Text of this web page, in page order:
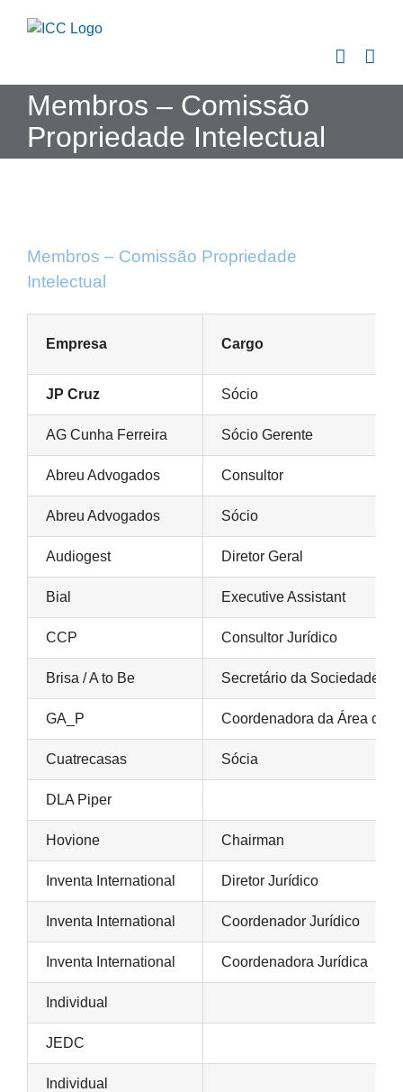
Membros – Comissão
Propriedade Intelectual
Membros – Comissão Propriedade
Intelectual
Empresa Cargo
JP Cruz Sócio
AG Cunha Ferreira Sócio Gerente
Abreu Advogados Consultor
Abreu Advogados Sócio
Audiogest Diretor Geral
Bial Executive Assistant
CCP Consultor Jurídico
Brisa / A to Be Secretário da Sociedade
GA_P Coordenadora da Área de
Cuatrecasas Sócia
DLA Piper
Hovione Chairman
Inventa International Diretor Jurídico
Inventa International Coordenador Jurídico
Inventa International Coordenadora Jurídica
Individual
JEDC
Individual